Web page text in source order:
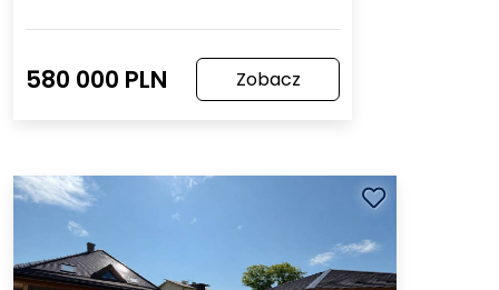
580 000 PLN Zobacz